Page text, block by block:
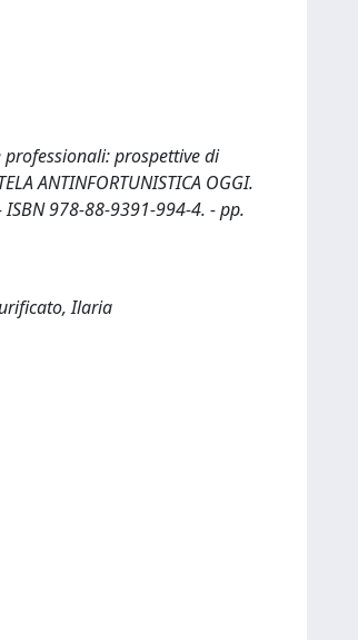
prospettive di
ANTINFORTUNISTICA OGGI.
978-88-9391-994-4. - pp.
Ilaria